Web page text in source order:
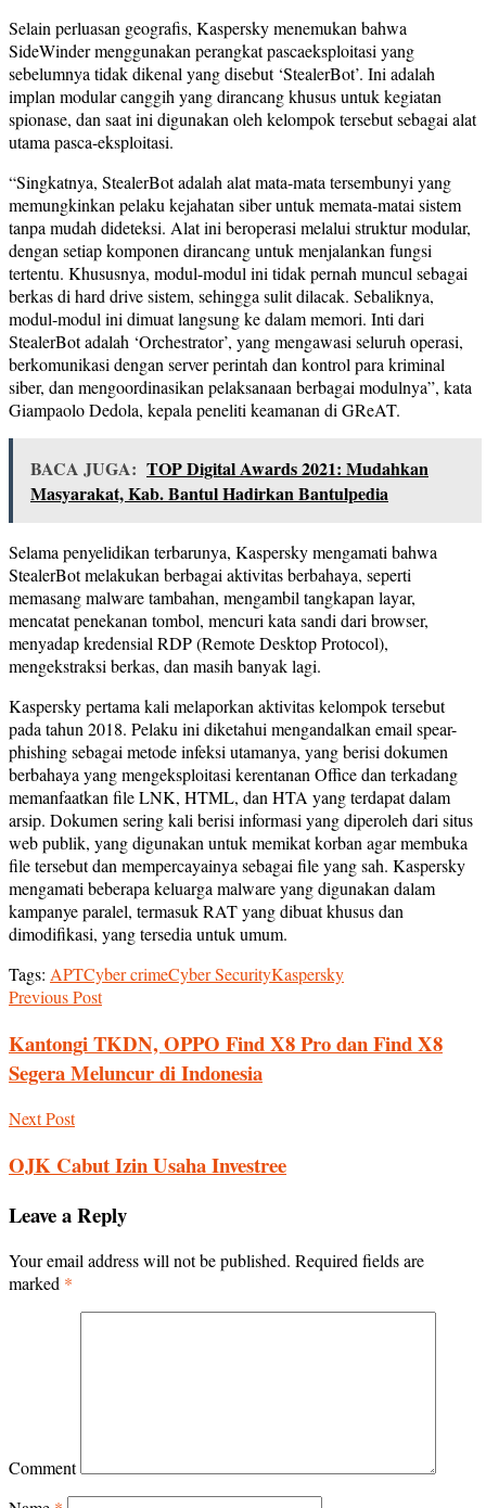
Selain perluasan geografis, Kaspersky menemukan bahwa
SideWinder menggunakan perangkat pascaeksploitasi yang
sebelumnya tidak dikenal yang disebut ‘StealerBot’. Ini adalah
implan modular canggih yang dirancang khusus untuk kegiatan
spionase, dan saat ini digunakan oleh kelompok tersebut sebagai alat
utama pasca-eksploitasi.
“Singkatnya, StealerBot adalah alat mata-mata tersembunyi yang
memungkinkan pelaku kejahatan siber untuk memata-matai sistem
tanpa mudah dideteksi. Alat ini beroperasi melalui struktur modular,
dengan setiap komponen dirancang untuk menjalankan fungsi
tertentu. Khususnya, modul-modul ini tidak pernah muncul sebagai
berkas di hard drive sistem, sehingga sulit dilacak. Sebaliknya,
modul-modul ini dimuat langsung ke dalam memori. Inti dari
StealerBot adalah ‘Orchestrator’, yang mengawasi seluruh operasi,
berkomunikasi dengan server perintah dan kontrol para kriminal
siber, dan mengoordinasikan pelaksanaan berbagai modulnya”, kata
Giampaolo Dedola, kepala peneliti keamanan di GReAT.
BACA JUGA: TOP Digital Awards 2021: Mudahkan
Masyarakat, Kab. Bantul Hadirkan Bantulpedia
Selama penyelidikan terbarunya, Kaspersky mengamati bahwa
StealerBot melakukan berbagai aktivitas berbahaya, seperti
memasang malware tambahan, mengambil tangkapan layar,
mencatat penekanan tombol, mencuri kata sandi dari browser,
menyadap kredensial RDP (Remote Desktop Protocol),
mengekstraksi berkas, dan masih banyak lagi.
Kaspersky pertama kali melaporkan aktivitas kelompok tersebut
pada tahun 2018. Pelaku ini diketahui mengandalkan email spear-
phishing sebagai metode infeksi utamanya, yang berisi dokumen
berbahaya yang mengeksploitasi kerentanan Office dan terkadang
memanfaatkan file LNK, HTML, dan HTA yang terdapat dalam
arsip. Dokumen sering kali berisi informasi yang diperoleh dari situs
web publik, yang digunakan untuk memikat korban agar membuka
file tersebut dan mempercayainya sebagai file yang sah. Kaspersky
mengamati beberapa keluarga malware yang digunakan dalam
kampanye paralel, termasuk RAT yang dibuat khusus dan
dimodifikasi, yang tersedia untuk umum.
Tags: APTCyber crimeCyber SecurityKaspersky
Previous Post
Kantongi TKDN, OPPO Find X8 Pro dan Find X8
Segera Meluncur di Indonesia
Next Post
OJK Cabut Izin Usaha Investree
Leave a Reply
Your email address will not be published. Required fields are
marked *
Comment